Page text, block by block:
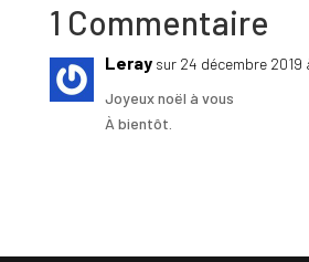
1 Commentaire
Leray sur 24 décembre 2019
Joyeux noël à vous
À bientôt.